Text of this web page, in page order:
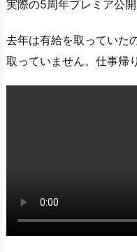
実際の5周年プレミア公
去年は有給を取っていた
取っていません。仕事帰